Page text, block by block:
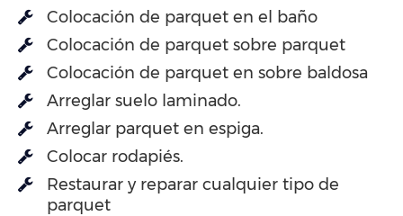
Colocación de parquet en el baño
Colocación de parquet sobre parquet
Colocación de parquet en sobre baldosa
Arreglar suelo laminado.
Arreglar parquet en espiga.
Colocar rodapiés.
Restaurar y reparar cualquier tipo de
parquet